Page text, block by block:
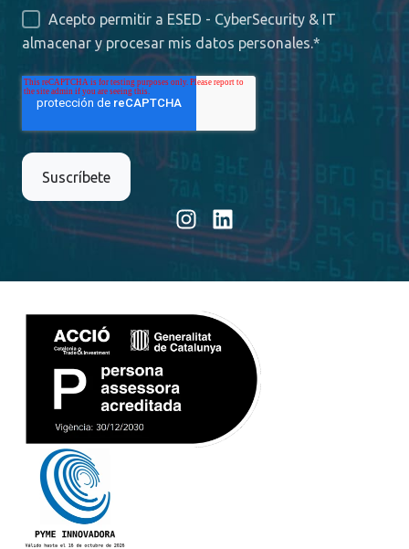
Acepto permitir a ESED - CyberSecurity & IT
almacenar y procesar mis datos personales.*